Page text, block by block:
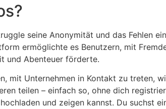
seine Anonymität und das Fehlen
ermöglichte es Benutzern, mit
und Abenteuer förderte.
mit Unternehmen in Kontakt zu treten,
teilen – einfach so, ohne dich
und zeigen kannst. Du suchst